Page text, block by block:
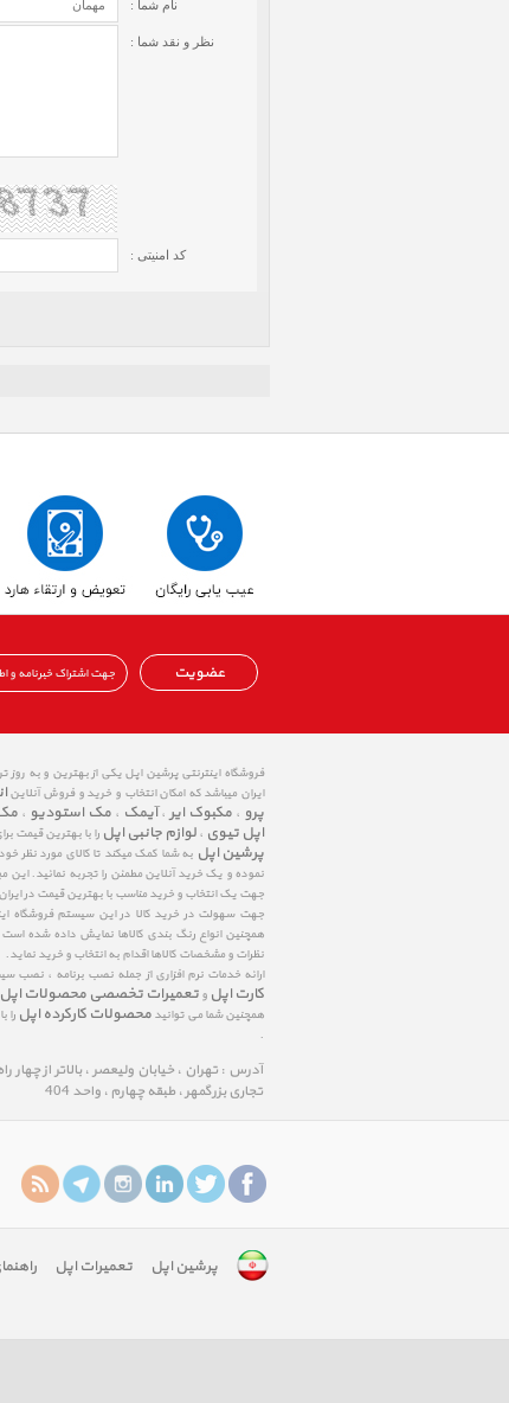
نام شما :
نظر و نقد شما :
کد امنیتی :
عضویت
فروشگاه اینترنتی پرشین اپل یکی از بهترین و به
ایران میباشد که امکان انتخاب و خرید و فروش آنلاین
پرو ، مکبوک ایر ، آیمک ، مک استودیو ،
اپل تیوی ، لوازم جانبی اپل را با بهترین قیمت
پرشین اپل به شما کمک میکند تا کالای مورد نظر
نموده و یک خرید آنلاین مطمئن را تجربه نمائید.
جهت یک انتخاب و خرید مناسب با بهترین قیمت در
جهت سهولت در خرید کالا در این سیستم فروشگاه
همچنین انواع رنگ بندی کالاها نمایش داده شده است
نظرات و مشخصات کالاها اقدام به انتخاب و خرید نماید.
ارائه خدمات نرم افزاری از جمله نصب برنامه ، نصب
کارت اپل و تعمیرات تخصصی محصولات اپل
همچنین شما می توانید محصولات کارکرده اپل را
.
آدرس : تهران ، خیابان ولیعصر ، بالاتر از چهار
تجاری بزرگمهر ، طبقه چهارم ، واحد 404
پرشین اپل تعمیرات اپل